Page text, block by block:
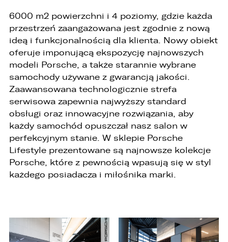
6000 m2 powierzchni i 4 poziomy, gdzie każda
przestrzeń zaangażowana jest zgodnie z nową
ideą i funkcjonalnością dla klienta. Nowy obiekt
oferuje imponującą ekspozycję najnowszych
modeli Porsche, a także starannie wybrane
samochody używane z gwarancją jakości.
Zaawansowana technologicznie strefa
serwisowa zapewnia najwyższy standard
obsługi oraz innowacyjne rozwiązania, aby
każdy samochód opuszczał nasz salon w
perfekcyjnym stanie. W sklepie Porsche
Lifestyle prezentowane są najnowsze kolekcje
Porsche, które z pewnością wpasują się w styl
każdego posiadacza i miłośnika marki.
Prezesa Urzędu Ochrony Danych Osobowych
(PUODO) w uzasadnionych przypadkach
stwierdzenia przetwarzania Państwa danych
niezgodnego z prawem.
4. Podanie danych osobowych jest
dobrowolne, jednakże Ich brak uniemożliwi
realizację powyższych celów oraz kontakt z
5. Dane udostępnione przez Państwa nie będą
przetwarzane w sposób zautomatyzowany i nie
będą podlegały profilowaniu.
6. Administrator nie przekazuje danych
osobowych do państwa trzeciego lub
organizacji międzynarodowej.